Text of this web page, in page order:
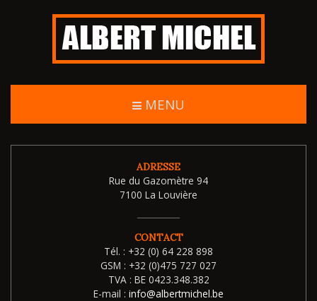
MENU
ADRESSE
Rue du Gazomètre 94
7100 La Louvière
CONTACT
Tél. : +32 (0) 64 228 898
GSM : +32 (0)475 727 027
TVA : BE 0423.348.382
E-mail : info@albertmichel.be